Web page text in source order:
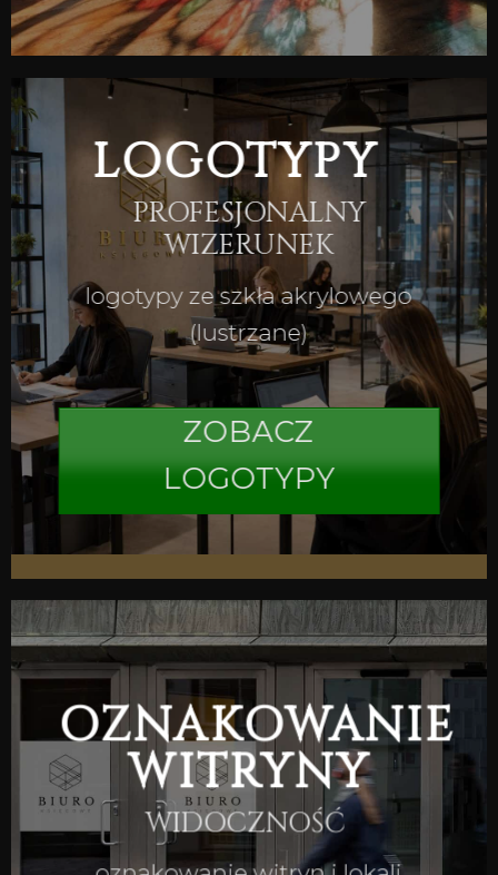
LOGOTYPY
PROFESJONALNY
WIZERUNEK
logotypy ze szkła akrylowego
(lustrzane)
ZOBACZ
LOGOTYPY
OZNAKOWANIE
WITRYNY
WIDOCZNOŚĆ